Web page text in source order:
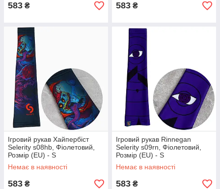
583 ₴ 583 ₴
Ігровий рукав Хайпербіст
Selerity s08hb, Фіолетовий,
Розмір (EU) - S
Немає в наявності
583 ₴
Ігровий рукав Rinnegan
Selerity s09rn, Фіолетовий,
Розмір (EU) - S
Немає в наявності
583 ₴